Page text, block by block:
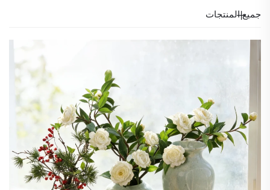
جميع المنتجات